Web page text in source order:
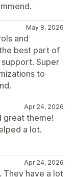
May 8, 2026
and
best part of
Super
to
Apr 24, 2026
great theme!
a lot.
Apr 24, 2026
They have a lot